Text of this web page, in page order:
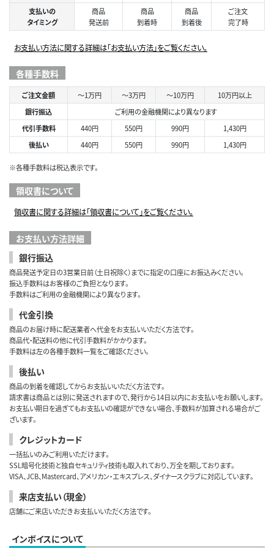
支払いの
タイミング
商品
発送前
商品
到着時
商品
到着後
ご注文
完了時
お支払い方法に関する詳細は「お支払い方法」をご覧ください。
各種手数料
ご注文金額 ～1万円 ～3万円 ～10万円
10万円以上
銀行振込
ご利用の金融機関により異なります
代引手数料
440円 550円 990円
1,430円
後払い
440円 550円 990円 1,430円
※各種手数料は税込表示です。
領収書について
領収書に関する詳細は「領収書について」をご覧ください。
お支払い方法詳細
銀行振込
商品発送予定日の3営業日前（土日祝除く）までに指定の口座にお振込みください。
振込手数料はお客様のご負担となります。
手数料はご利用の金融機関により異なります。
代金引換
商品のお届け時に配送業者へ代金をお支払いいただく方法です。
商品代・配送料の他に代引手数料がかかります。
手数料は左の各種手数料一覧をご確認ください。
後払い
商品の到着を確認してからお支払いいただく方法です。
請求書は商品とは別に発送されますので、発行から14日以内にお支払いをお願いします。
お支払い期日を過ぎてもお支払いの確認ができない場合、手数料が加算される場合がご
ざいます。
クレジットカード
一括払いのみご利用いただけます。
SSL暗号化技術と独自セキュリティ技術も取入れており、万全を期しております。
VISA、JCB、Mastercard、アメリカン・エキスプレス、ダイナースクラブに対応しています。
来店支払い（現金）
店舗にご来店いただきお支払いいただく方法です。
インボイスについて